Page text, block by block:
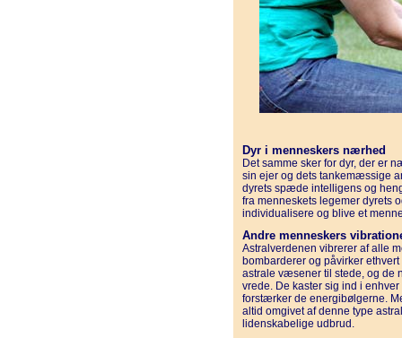
Dyr i menneskers nærhed
Det samme sker for dyr, der er
sin ejer og dets tankemæssige
dyrets spæde intelligens og
fra menneskets legemer dyrets
individualisere og blive et
Andre menneskers
Astralverdenen vibrerer af alle
bombarderer og påvirker
astrale væsener til stede, og de
vrede. De kaster sig ind i
forstærker de energibølgerne.
altid omgivet af denne type
lidenskabelige udbrud.